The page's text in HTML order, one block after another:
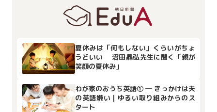
夏休みは「何もしない」くらいがちょ
うどいい 沼田晶弘先生に聞く「親が
笑顔の夏休み」
わが家のおうち英語① ― きっかけは夫
の英語嫌い｜ゆるい取り組みからのス
タート